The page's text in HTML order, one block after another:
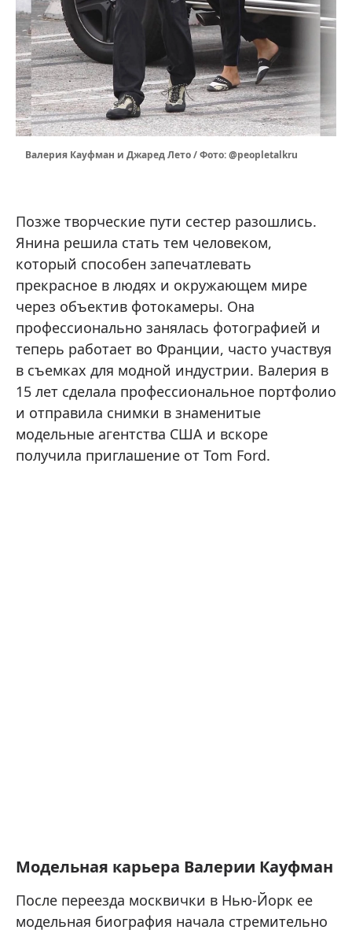
Валерия Кауфман и Джаред Лето / Фото: @peopletalkru
Позже творческие пути сестер разошлись.
Янина решила стать тем человеком,
который способен запечатлевать
прекрасное в людях и окружающем мире
через объектив фотокамеры. Она
профессионально занялась фотографией и
теперь работает во Франции, часто участвуя
в съемках для модной индустрии. Валерия в
15 лет сделала профессиональное портфолио
и отправила снимки в знаменитые
модельные агентства США и вскоре
получила приглашение от Tom Ford.
Модельная карьера Валерии Кауфман
После переезда москвички в Нью-Йорк ее
модельная биография начала стремительно